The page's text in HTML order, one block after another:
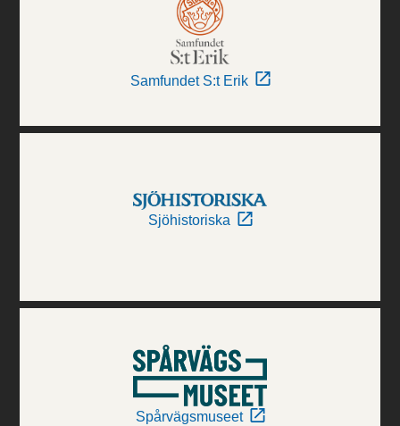
Samfundet S:t Erik
Sjöhistoriska
Spårvägsmuseet